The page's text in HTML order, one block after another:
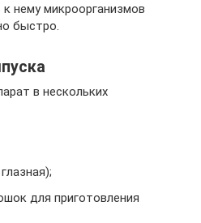
нему микроорганизмов
быстро.
в нескольких
для приготовления